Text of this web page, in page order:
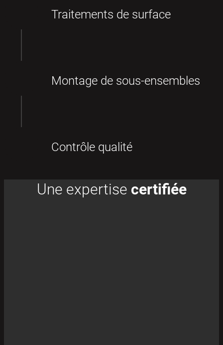
Traitements de surface
Montage de sous-ensembles
Contrôle qualité
Une expertise certifiée